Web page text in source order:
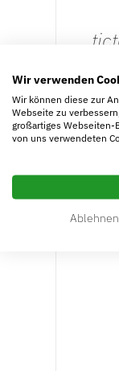
inkl. MwSt.
zzgl.
Lieferzeit:
Wir verwenden
Wir können diese zur
Webseite zu
großartiges
von uns verwendeten
Ablehnen